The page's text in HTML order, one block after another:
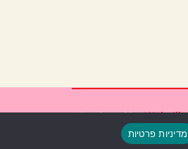
Produced byWebzilla
מדיניות פרטיות